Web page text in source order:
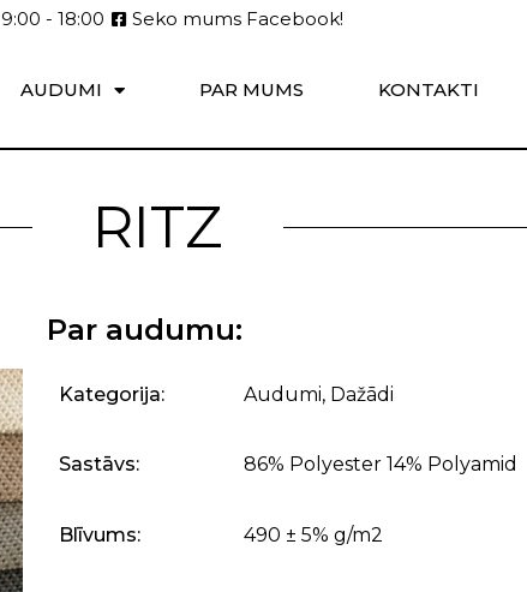
9:00 - 18:00 Seko mums Facebook!
AUDUMI PAR MUMS KONTAKTI
RITZ
Par audumu:
Kategorija: Audumi, Dažādi
Sastāvs: 86% Polyester 14% Polyamid
Blīvums: 490 ± 5% g/m2